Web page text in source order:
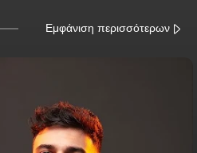
Εμφάνιση περισσότερων